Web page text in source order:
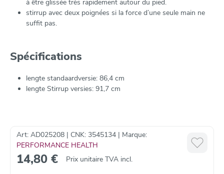
à être glissée très rapidement autour du pied.
stirrup avec deux poignées si la force d’une seule main ne
suffit pas.
Spécifications
lengte standaardversie: 86,4 cm
lengte Stirrup versies: 91,7 cm
Art: AD025208 | CNK: 3545134 | Marque:
PERFORMANCE HEALTH
14,80 € Prix unitaire TVA incl.